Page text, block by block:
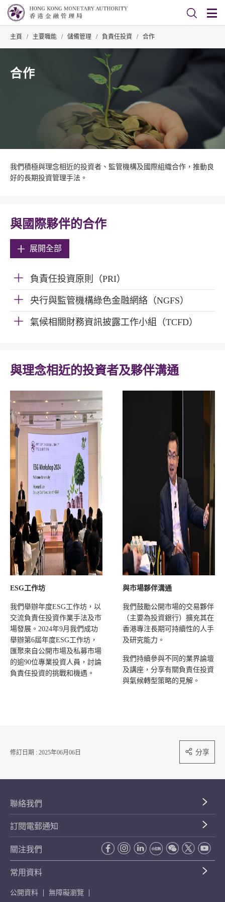
主頁 / 主要職能 / 儲備管理 / 負責任投資 / 合作
合作
我們積極與理念相近的投資者、監管機構及國際組織合作，推動良
好的長期投資管理手法。
與國際夥伴的合作
展開全部
負責任投資原則（PRI）
央行與監管機構綠色金融網絡（NGFS）
氣候相關財務資訊披露工作小組（TCFD）
與理念相近的投資者及夥伴溝通
ESG工作坊
我們舉辦年度ESG工作坊，以
交流負責任投資作業手法及市
場發展。2024年9月我們成功
舉辦第6屆年度ESG工作坊，
匯聚來自公開市場及私募市場
的逾90位專業投資人員，討論
負責任投資的挑戰和機遇。
與市場夥伴溝通
我們鼓勵公開市場的交易夥伴
（主要為投資銀行）擴充其在
香港專注長期可持續性的人手
及研究能力。
我們持續參與不同的業界論壇
及講座，分享有關負責任投資
與氣候轉型策略的見解。
修訂日期 : 2025年06月06日 分享
聯絡我們
訂閱電郵通知
關注我們
常用資料
公開資料 無障礙瀏覽